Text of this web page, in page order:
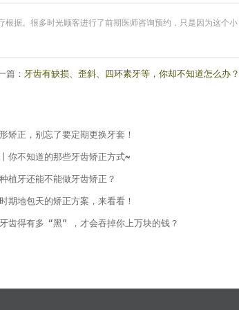
据。很多时光顾客进行了前期医师咨询预约，只是因为这个小
篇： 牙齿有缺损、歪斜、四环素牙等，你却不知道怎么办？
矫正，别忘了要定期更换牙套！
你不知道的那些牙齿矫正方式~
植牙还能不能做牙齿矫正？
期地包天的矫正方案，来看看！
齿得有多“黑”，才会吞掉你上万块的钱？